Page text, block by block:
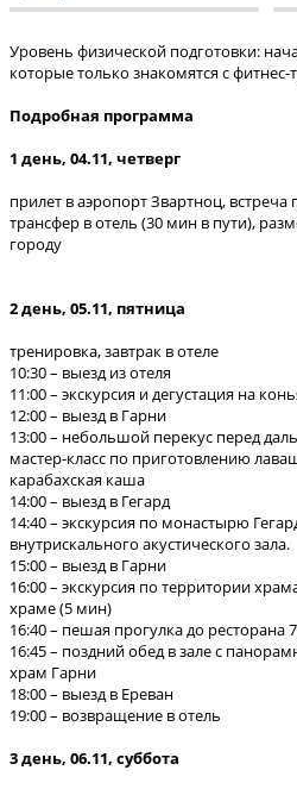
Уровень физической подготовки:
которые только знакомятся с фитнес-
Подробная программа
1 день, 04.11, четверг
прилет в аэропорт Звартноц, встреча
трансфер в отель (30 мин в пути),
городу
2 день, 05.11, пятница
тренировка, завтрак в отеле
10:30 – выезд из отеля
11:00 – экскурсия и дегустация на
12:00 – выезд в Гарни
13:00 – небольшой перекус перед
мастер-класс по приготовлению
карабахская каша
14:00 – выезд в Гегард
14:40 – экскурсия по монастырю
внутрискального акустического зала.
15:00 – выезд в Гарни
16:00 – экскурсия по территории
храме (5 мин)
16:40 – пешая прогулка до ресторана
16:45 – поздний обед в зале с
храм Гарни
18:00 – выезд в Ереван
19:00 – возвращение в отель
3 день, 06.11, суббота